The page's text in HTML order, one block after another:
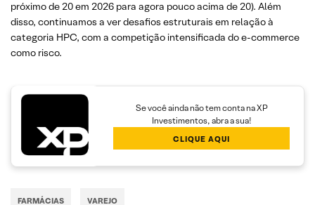
próximo de 20 em 2026 para agora pouco acima de 20). Além
disso, continuamos a ver desafios estruturais em relação à
categoria HPC, com a competição intensificada do e-commerce
como risco.
Se você ainda não tem conta na XP
Investimentos, abra a sua!
CLIQUE AQUI
FARMÁCIAS VAREJO